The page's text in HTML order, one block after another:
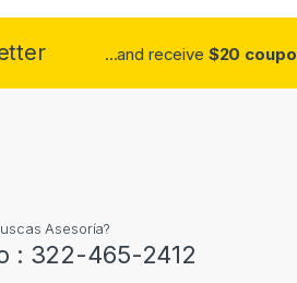
...and receive $20
Asesoría?
: 322-465-2412